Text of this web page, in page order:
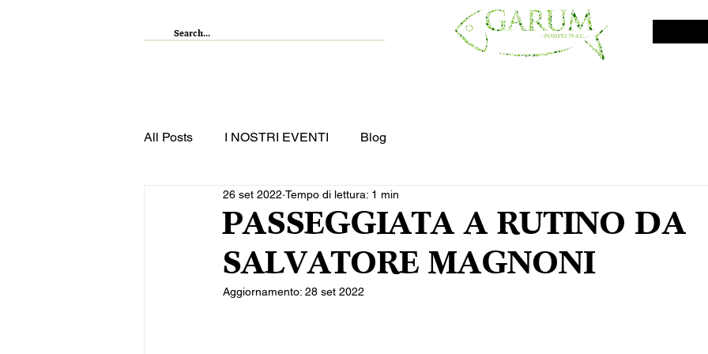
All Posts I NOSTRI EVENTI Blog
PASSEGGIATA A RUTINO DA
SALVATORE MAGNONI
26 set 2022 Tempo di lettura: 1 min
Aggiornamento: 28 set 2022